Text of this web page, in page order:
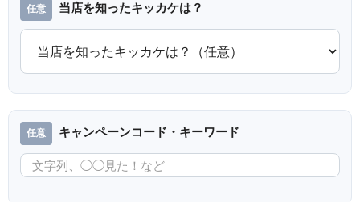
当店を知ったキッカケは？
キャンペーンコード・キーワード